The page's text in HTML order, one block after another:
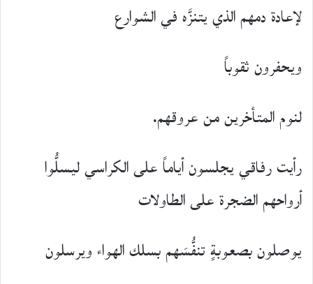
لإعادة دمهم الذي يتنزَّه في الشوارع
ويحفرون ثقوباً
لنوم المتأخرين من عروقهم.
رأيت رفاقي يجلسون أياماً على الكراسي ليسلُّوا
أرواحهم الضجرة على الطاولات
يوصلون بصعوبةٍ تنفُّسَهم بسلك الهواء ويرسلون